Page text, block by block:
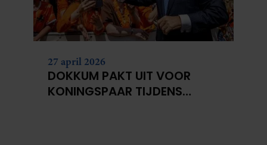
27 april 2026
DOKKUM PAKT UIT VOOR
KONINGSPAAR TIJDENS